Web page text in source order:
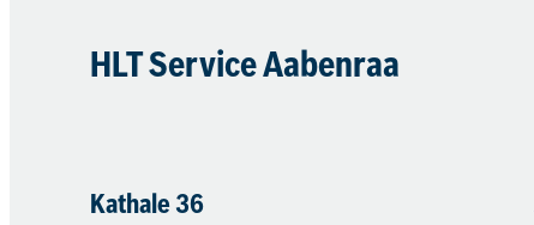
HLT Service Aabenraa​
Kathale 36